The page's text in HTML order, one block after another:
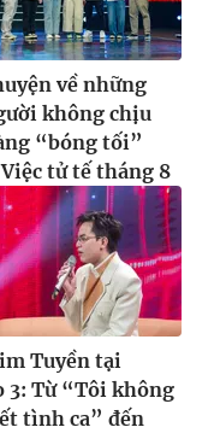
về những
không chịu
“bóng tối”
tử tế tháng 8
Tuyền tại
3: Từ “Tôi không
tình ca” đến